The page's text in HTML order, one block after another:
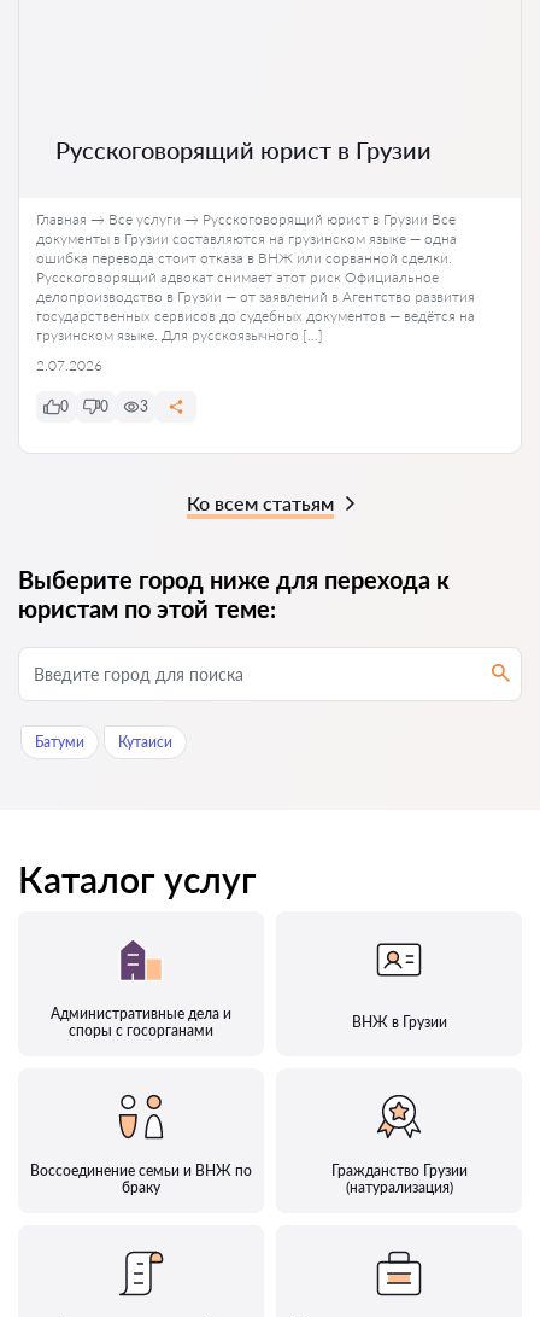
Русскоговорящий юрист в Грузии
Главная → Все услуги → Русскоговорящий юрист в Грузии Все
документы в Грузии составляются на грузинском языке — одна
ошибка перевода стоит отказа в ВНЖ или сорванной сделки.
Русскоговорящий адвокат снимает этот риск Официальное
делопроизводство в Грузии — от заявлений в Агентство развития
государственных сервисов до судебных документов — ведётся на
грузинском языке. Для русскоязычного […]
2.07.2026
0 0 3
Ко всем статьям
Выберите город ниже для перехода к
юристам по этой теме:
Батуми Кутаиси
Каталог услуг
Административные дела и
споры с госорганами
ВНЖ в Грузии
Воссоединение семьи и ВНЖ по
браку
Гражданство Грузии
(натурализация)